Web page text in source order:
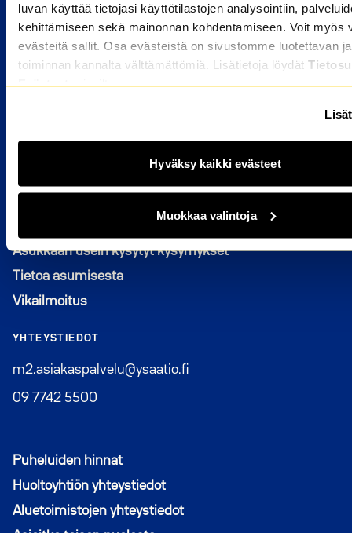
luvan käyttää tietojasi käyttötilastojen analysointiin,
kehittämiseen sekä mainonnan kohdentamiseen. Voit myös
evästeitä sallit. Osa evästeistä on sivustomme luotettavan
toiminnan kannalta välttämättömiä. Lisätietoja löydät
Evästeet-sivuiltamme.
Hyväksy kaikki evästeet
Muokkaa valintoja
Valitse kaupunki
HAKIJALLE
ASUKKAALLE
Asukkaan usein kysytyt kysymykset
Tietoa asumisesta
Vikailmoitus
YHTEYSTIEDOT
m2.asiakaspalvelu@ysaatio.fi
09 7742 5500
Puheluiden hinnat
Huoltoyhtiön yhteystiedot
Aluetoimistojen yhteystiedot